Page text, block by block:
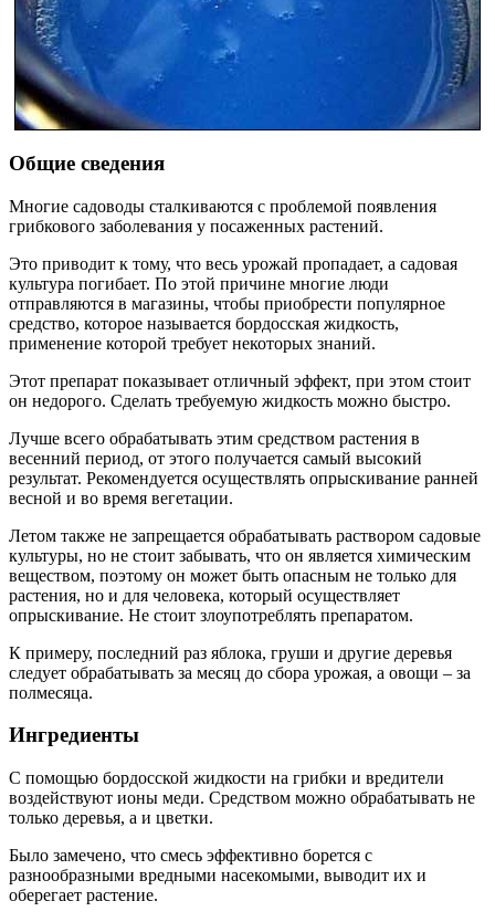
Общие сведения
Многие садоводы сталкиваются с проблемой появления
грибкового заболевания у посаженных растений.
Это приводит к тому, что весь урожай пропадает, а садовая
культура погибает. По этой причине многие люди
отправляются в магазины, чтобы приобрести популярное
средство, которое называется бордосская жидкость,
применение которой требует некоторых знаний.
Этот препарат показывает отличный эффект, при этом стоит
он недорого. Сделать требуемую жидкость можно быстро.
Лучше всего обрабатывать этим средством растения в
весенний период, от этого получается самый высокий
результат. Рекомендуется осуществлять опрыскивание ранней
весной и во время вегетации.
Летом также не запрещается обрабатывать раствором садовые
культуры, но не стоит забывать, что он является химическим
веществом, поэтому он может быть опасным не только для
растения, но и для человека, который осуществляет
опрыскивание. Не стоит злоупотреблять препаратом.
К примеру, последний раз яблока, груши и другие деревья
следует обрабатывать за месяц до сбора урожая, а овощи – за
полмесяца.
Ингредиенты
С помощью бордосской жидкости на грибки и вредители
воздействуют ионы меди. Средством можно обрабатывать не
только деревья, а и цветки.
Было замечено, что смесь эффективно борется с
разнообразными вредными насекомыми, выводит их и
оберегает растение.